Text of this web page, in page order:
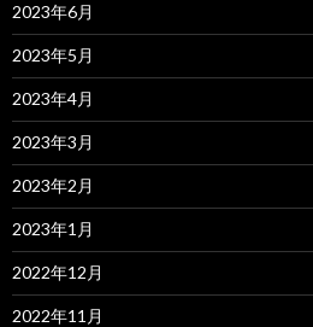
2023年6月
2023年5月
2023年4月
2023年3月
2023年2月
2023年1月
2022年12月
2022年11月